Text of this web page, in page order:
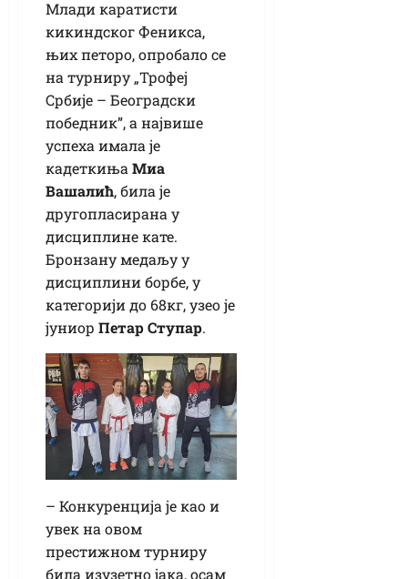
Млади каратисти
кикиндског Феникса,
њих петоро, опробало се
на турниру „Трофеј
Србије – Београдски
победник”, а највише
успеха имала је
кадеткиња Миа
Вашалић, била је
другопласирана у
дисциплине кате.
Бронзану медаљу у
дисциплини борбе, у
категорији до 68кг, узео је
јуниор Петар Ступар.
– Конкуренција је као и
увек на овом
престижном турниру
била изузетно јака, осам